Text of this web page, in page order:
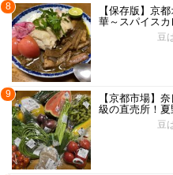
8
【保存版】京
華～スパイスカ
豆
9
【京都市場】
級の直売所！夏
豆